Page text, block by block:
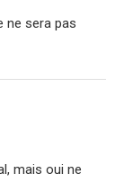
ne sera pas
mais oui ne